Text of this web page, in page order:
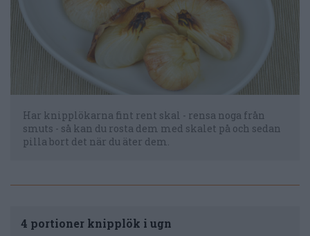
Har knipplökarna fint rent skal - rensa noga från
smuts - så kan du rosta dem med skalet på och sedan
pilla bort det när du äter dem.
4 portioner knipplök i ugn